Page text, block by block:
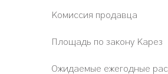
Комиссия продавца
Площадь по закону Карез
Ожидаемые ежегодные